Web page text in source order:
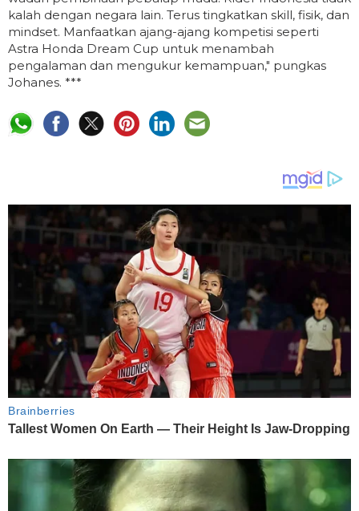
kalah dengan negara lain. Terus tingkatkan skill, fisik, dan
mindset. Manfaatkan ajang-ajang kompetisi seperti
Astra Honda Dream Cup untuk menambah
pengalaman dan mengukur kemampuan," pungkas
Johanes. ***